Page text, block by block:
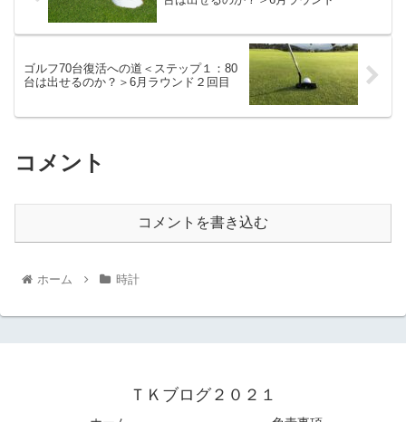
ゴルフ70台復活への道＜ステップ１：80
台は出せるのか？＞6月ラウンド２回目
コメント
コメントを書き込む
ホーム 時計
ＴＫブログ２０２１